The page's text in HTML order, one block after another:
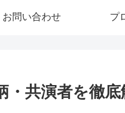
お問い合わせ プ
・共演者を徹底